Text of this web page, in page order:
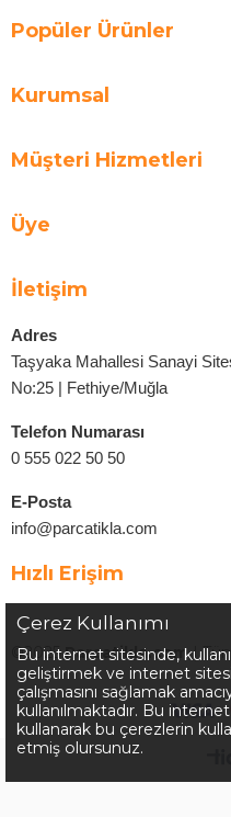
Popüler Ürünler
Kurumsal
Müşteri Hizmetleri
Üye
İletişim
Adres
Taşyaka Mahallesi Sanayi
No:25 | Fethiye/Muğla
Telefon Numarası
0 555 022 50 50
E-Posta
info@parcatikla.com
Hızlı Erişim
©2025Parcatikla.com| Tüm
Çerez Kullanımı
Bu internet sitesinde,
geliştirmek ve internet
çalışmasını sağlamak
kullanılmaktadır. Bu
kullanarak bu çerezlerin
etmiş olursunuz.